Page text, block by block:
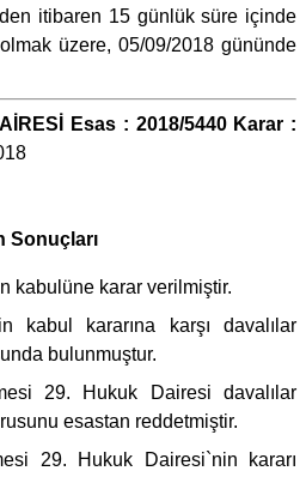
itibaren 15 günlük süre içinde
üzere, 05/09/2018 gününde
Esas : 2018/5440 Karar :
Sonuçları
kabulüne karar verilmiştir.
kabul kararına karşı davalılar
bulunmuştur.
29. Hukuk Dairesi davalılar
esastan reddetmiştir.
29. Hukuk Dairesi`nin kararı